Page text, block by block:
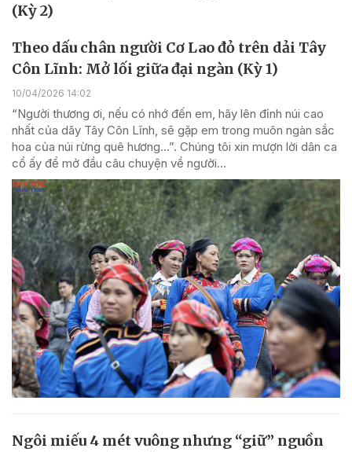
(Kỳ 2)
Theo dấu chân người Cơ Lao đỏ trên dải Tây
Côn Lĩnh: Mở lối giữa đại ngàn (Kỳ 1)
10/04/2026 14:02
“Người thương ơi, nếu có nhớ đến em, hãy lên đỉnh núi cao
nhất của dãy Tây Côn Lĩnh, sẽ gặp em trong muôn ngàn sắc
hoa của núi rừng quê hương…”. Chúng tôi xin mượn lời dân ca
cổ ấy để mở đầu câu chuyện về người...
Ngôi miếu 4 mét vuông nhưng “giữ” nguồn